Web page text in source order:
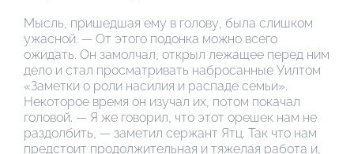
Мысль, пришедшая ему в голову, была слишком
ужасной. — От этого подонка можно всего
ожидать. Он замолчал, открыл лежащее перед ним
дело и стал просматривать набросанные Уилтом
«Заметки о роли насилия и распаде семьи».
Некоторое время он изучал их, потом покачал
головой. — Я же говорил, что этот орешек нам не
раздолбить, — заметил сержант Ятц. Так что нам
предстоит продолжительная и тяжелая работа и,